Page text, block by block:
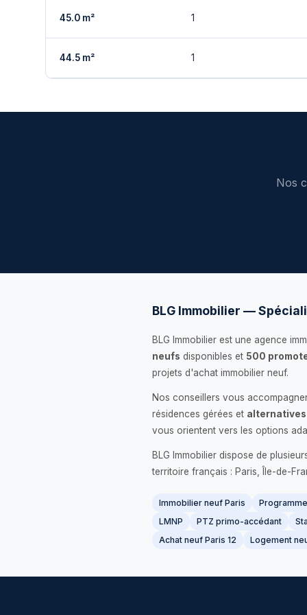
45.0 m² 1
44.5 m² 1
Nos
BLG Immobilier —
BLG Immobilier est une agence
neufs disponibles et 500
projets d'achat immobilier neuf.
Nos conseillers vous
résidences gérées et
vous orientent vers les options
BLG Immobilier dispose de
territoire français : Paris, Île-de-
Immobilier neuf Paris
LMNP
PTZ primo-accédant
Achat neuf Paris 12
Logement